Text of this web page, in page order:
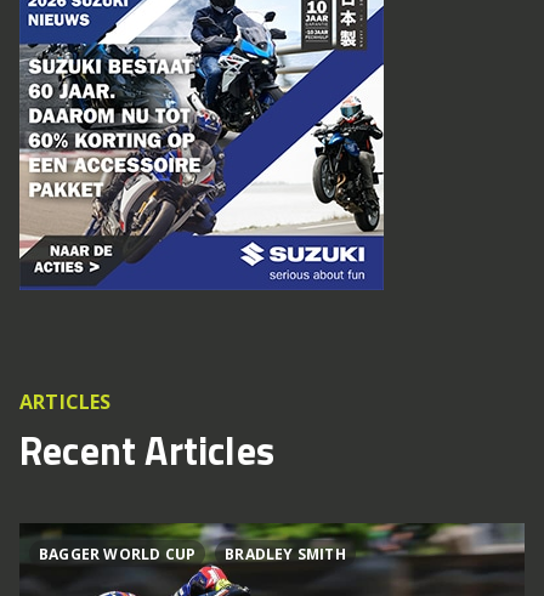
ARTICLES
Recent Articles
BAGGER WORLD CUP BRADLEY SMITH